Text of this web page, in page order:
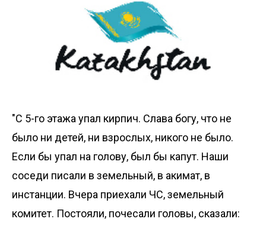
"С 5-го этажа упал кирпич. Слава богу, что не
было ни детей, ни взрослых, никого не было.
Если бы упал на голову, был бы капут. Наши
соседи писали в земельный, в акимат, в
инстанции. Вчера приехали ЧС, земельный
комитет. Постояли, почесали головы, сказали: